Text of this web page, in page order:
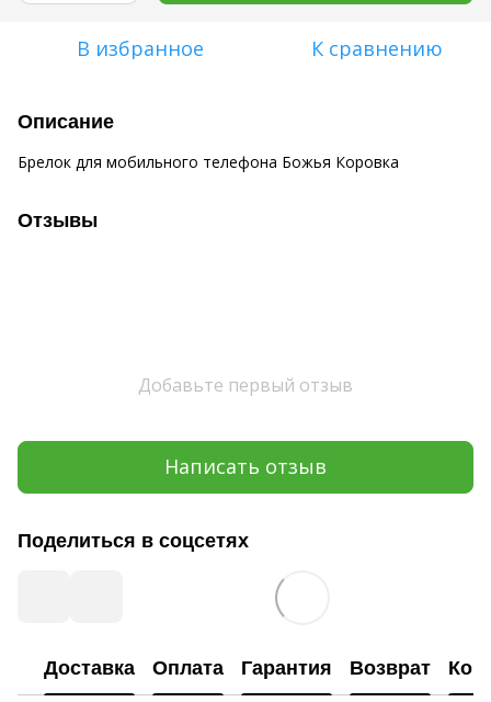
В избранное К сравнению
Описание
Брелок для мобильного телефона Божья Коровка
Отзывы
Добавьте первый отзыв
Написать отзыв
Поделиться в соцсетях
Доставка Оплата Гарантия Возврат